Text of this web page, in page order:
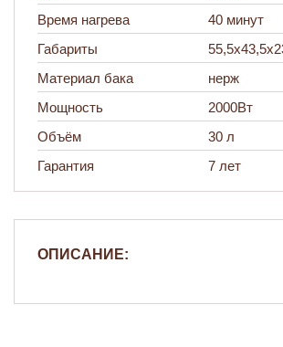
Время нагрева
40 минут
Габариты
Материал бака
нерж
Мощность
2000Вт
Объём
30 л
Гарантия
7 лет
ОПИСАНИЕ: